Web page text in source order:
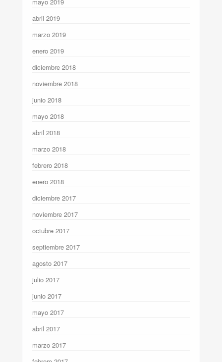
mayo 2019
abril 2019
marzo 2019
enero 2019
diciembre 2018
noviembre 2018
junio 2018
mayo 2018
abril 2018
marzo 2018
febrero 2018
enero 2018
diciembre 2017
noviembre 2017
octubre 2017
septiembre 2017
agosto 2017
julio 2017
junio 2017
mayo 2017
abril 2017
marzo 2017